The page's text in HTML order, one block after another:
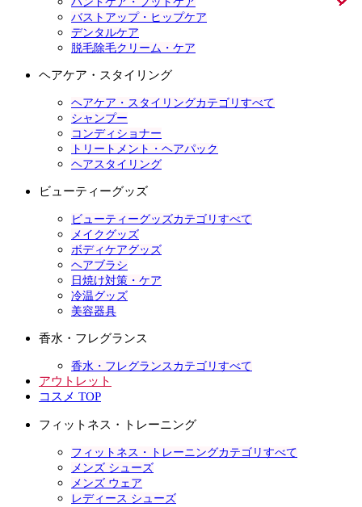
バストアップ・ヒップケア
デンタルケア
脱毛除毛クリーム・ケア
ヘアケア・スタイリング
ヘアケア・スタイリングカテゴリすべて
シャンプー
コンディショナー
トリートメント・ヘアパック
ヘアスタイリング
ビューティーグッズ
ビューティーグッズカテゴリすべて
メイクグッズ
ボディケアグッズ
ヘアブラシ
日焼け対策・ケア
冷温グッズ
美容器具
香水・フレグランス
香水・フレグランスカテゴリすべて
アウトレット
コスメ TOP
フィットネス・トレーニング
フィットネス・トレーニングカテゴリすべて
メンズ シューズ
メンズ ウェア
レディース シューズ